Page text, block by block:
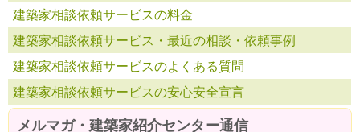
建築家相談依頼サービスの料金
建築家相談依頼サービス・最近の相談・依頼事例
建築家相談依頼サービスのよくある質問
建築家相談依頼サービスの安心安全宣言
メルマガ・建築家紹介センター通信